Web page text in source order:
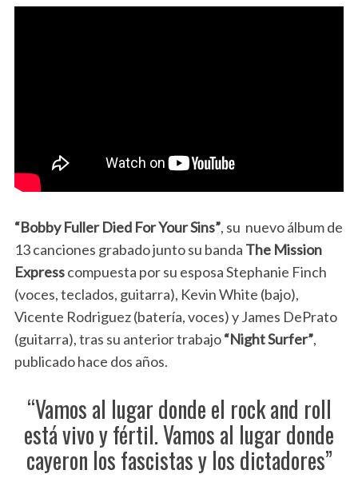
“Bobby Fuller Died For Your Sins”, su nuevo álbum de
13 canciones grabado junto su banda The Mission
Expresscompuesta por su esposa Stephanie Finch
(voces, teclados, guitarra), Kevin White (bajo),
Vicente Rodriguez (batería, voces) y James DePrato
(guitarra), tras su anterior trabajo“Night Surfer”,
publicado hace dos años.
“Vamos al lugar donde el rock and roll
está vivo y fértil. Vamos al lugar donde
cayeron los fascistas y los dictadores”